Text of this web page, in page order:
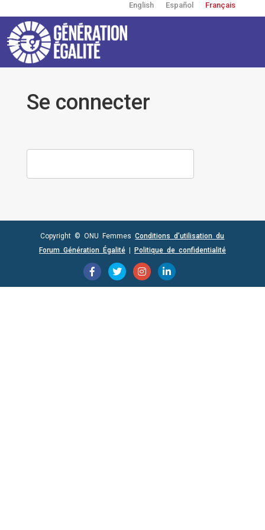
au
contenu
principal
English Español Français
User
menu
Toggle
navigation
Se connecter
Copyright © ONU FemmesConditions d’utilisation du
Forum Génération Égalité| Politique de confidentialité